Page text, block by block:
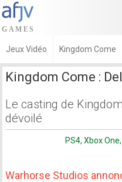
Jeux Vidéo Kingdom Come
Kingdom Come :
Le casting de
dévoilé
PS4, Xbox
Warhorse Studios